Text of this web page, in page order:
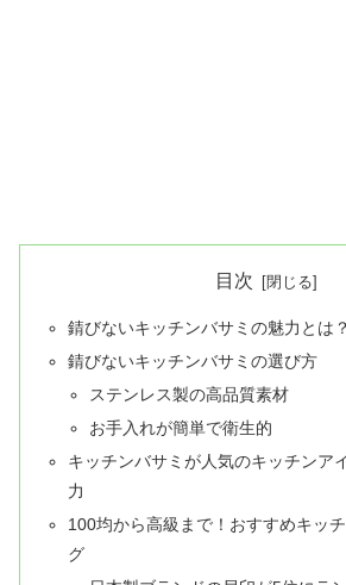
目次
錆びないキッチンバサミの魅力とは？
錆びないキッチンバサミの選び方
ステンレス製の高品質素材
お手入れが簡単で衛生的
キッチンバサミが人気のキッチンア
力
100均から高級まで！おすすめキッ
グ